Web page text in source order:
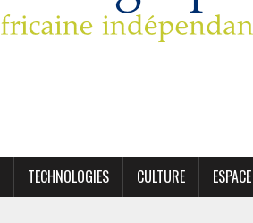
TECHNOLOGIES CULTURE